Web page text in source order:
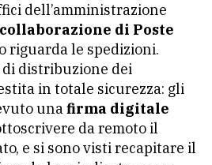
dell’amministrazione
collaborazione di Poste
riguarda le spedizioni.
di distribuzione dei
in totale sicurezza: gli
unafirma digitale
da remoto il
e si sono visti recapitare il